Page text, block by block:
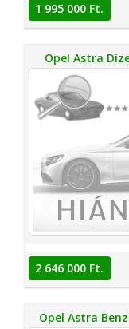
1 995 000 Ft.
Opel Astra
2 646 000 Ft.
Opel Astra